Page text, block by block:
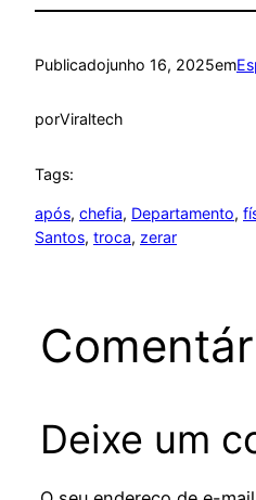
Publicadojunho 16, 2025em
porViraltech
Tags:
após, chefia, Departamento,
Santos, troca, zerar
Deixe um